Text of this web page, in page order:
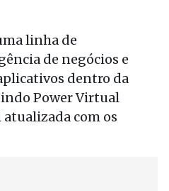
linha de
de negócios e
dentro da
Power Virtual
com os